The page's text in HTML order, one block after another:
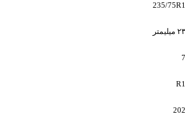
235/